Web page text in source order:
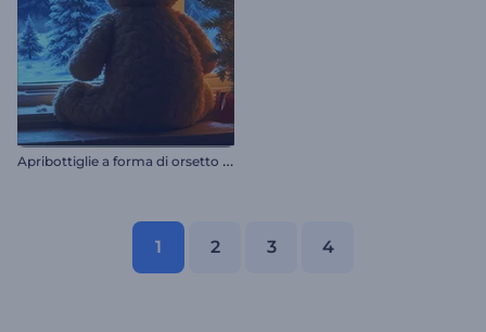
A
pribottiglie a forma di orsetto di Natale
1 2 3 4